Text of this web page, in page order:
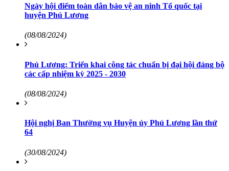
Ngày hội điểm toàn dân bảo vệ an ninh Tổ quốc tại
huyện Phú Lương
(08/08/2024)
Phú Lương: Triển khai công tác chuẩn bị đại hội đảng bộ
các cấp nhiệm kỳ 2025 - 2030
(08/08/2024)
Hội nghị Ban Thường vụ Huyện ủy Phú Lương lần thứ
64
(30/08/2024)